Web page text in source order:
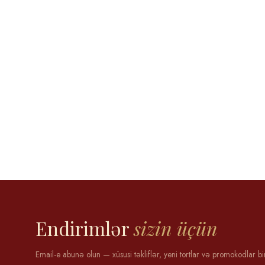
Endirimlərsizin üçün
Email-e abunə olun — xüsusi təkliflər, yeni tortlar və promokodlar